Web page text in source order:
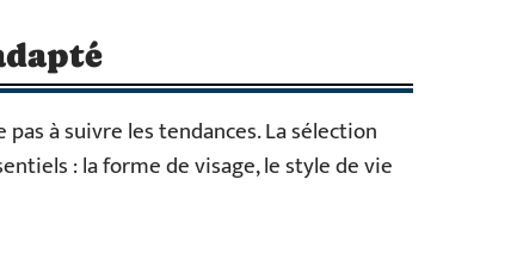
à suivre les tendances. La sélection
: la forme de visage, le style de vie